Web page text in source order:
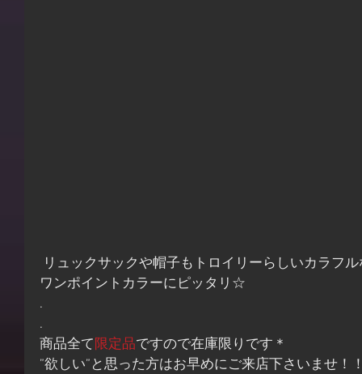
ワンポイントカラーにピッタリ☆
.
.
商品全て 限定品ですので在庫限りです＊
”欲しい”と思った方はお早めにご来店下さいませ！